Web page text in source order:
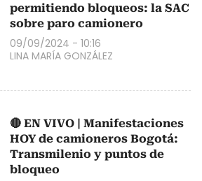
permitiendo bloqueos: la SAC
sobre paro camionero
09/09/2024 - 10:16
LINA MARÍA GONZÁLEZ
🔴 EN VIVO | Manifestaciones
HOY de camioneros Bogotá:
Transmilenio y puntos de
bloqueo